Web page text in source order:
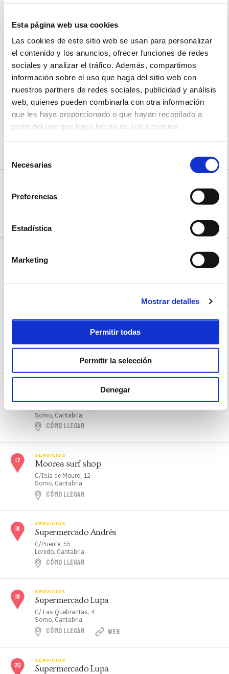
Esta página web usa cookies
Las cookies de este sitio web se usan para personalizar
el contenido y los anuncios, ofrecer funciones de redes
sociales y analizar el tráfico. Además, compartimos
información sobre el uso que haga del sitio web con
nuestros partners de redes sociales, publicidad y análisis
web, quienes pueden combinarla con otra información
que les haya proporcionado o que hayan recopilado a
partir del uso que haya hecho de sus servicios.
Necesarias
Preferencias
Estadística
Marketing
Mostrar detalles
Permitir todas
Permitir la selección
Denegar
Loredo, Cantabria
Estanco y prensa Somo
C/Isla de Mouro, 4
Somo, Cantabria
SERVICIOS
Frutería El Palacio
Loredo, Cantabria
Mercado de la Esperanza
SERVICIOS
Mercado del Este
Santander, Cantabria
CÓMO LLEGAR
Moda Somo Algodón
Somo, Cantabria
CÓMO LLEGAR
SERVICIOS
Moorea surf shop
C/Isla de Mouro, 12
Somo, Cantabria
CÓMO LLEGAR
SERVICIOS
Supermercado Andrés
C/Puente, 55
Loredo, Cantabria
CÓMO LLEGAR
SERVICIOS
Supermercado Lupa
C/ Las Quebrantas, 4
Somo, Cantabria
CÓMO LLEGAR WEB
SERVICIOS
Supermercado Lupa